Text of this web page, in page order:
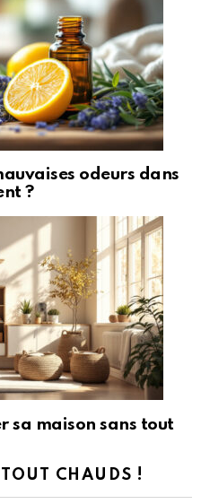
odeurs dans
?
sa maison sans tout
CHAUDS !